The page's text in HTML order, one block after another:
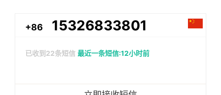
+86 15326833801
已收到 22条短信 最近一条短信:12小时前